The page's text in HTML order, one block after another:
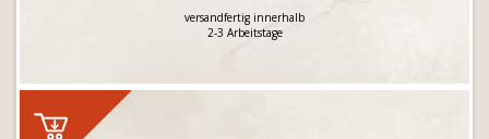
versandfertig innerhalb
2-3 Arbeitstage